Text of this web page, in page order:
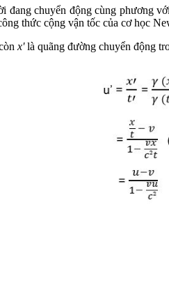
đang chuyển động cùng
thức cộng vận tốc của cơ học
x'là quãng đường chuyển động